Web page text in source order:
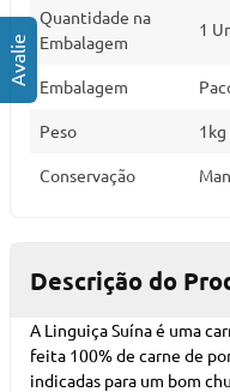
Quantidade na
Embalagem
1
Embalagem
Peso 1kg
Conservação
Descrição do
A Linguiça Suína é uma
feita 100% de carne de
indicadas para um bom